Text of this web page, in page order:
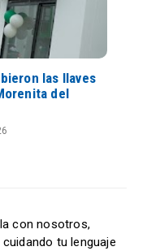
las llaves
del
con nosotros,
tu lenguaje